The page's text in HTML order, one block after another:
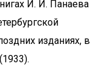
И. И. Панаева
изданиях, в